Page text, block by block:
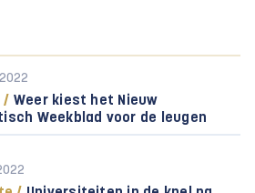
/ Weer kiest het Nieuw
Weekblad voor de leugen